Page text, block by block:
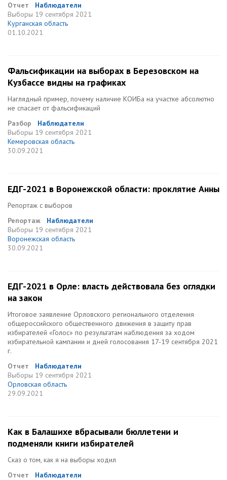
Отчет
Наблюдатели
Выборы 19 сентября 2021
Курганская область
01.10.2021
Фальсификации на выборах в Березовском на
Кузбассе видны на графиках
Наглядный пример, почему наличие КОИБа на участке абсолютно
не спасает от фальсификаций
Разбор
Наблюдатели
Выборы 19 сентября 2021
Кемеровская область
30.09.2021
ЕДГ-2021 в Воронежской области: проклятие Анны
Репортаж с выборов
Репортаж
Наблюдатели
Выборы 19 сентября 2021
Воронежская область
30.09.2021
ЕДГ-2021 в Орле: власть действовала без оглядки
на закон
Итоговое заявление Орловского регионального отделения
общероссийского общественного движения в защиту прав
избирателей «Голос» по результатам наблюдения за ходом
избирательной кампании и дней голосования 17-19 сентября 2021
г.
Отчет
Наблюдатели
Выборы 19 сентября 2021
Орловская область
29.09.2021
Как в Балашихе вбрасывали бюллетени и
подменяли книги избирателей
Сказ о том, как я на выборы ходил
Отчет
Наблюдатели